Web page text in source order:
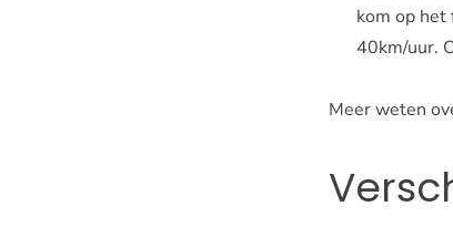
kom op
40km/uur.
Meer weten